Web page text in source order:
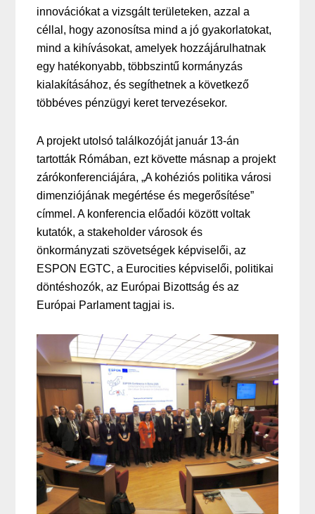
innovációkat a vizsgált területeken, azzal a
céllal, hogy azonosítsa mind a jó gyakorlatokat,
mind a kihívásokat, amelyek hozzájárulhatnak
egy hatékonyabb, többszintű kormányzás
kialakításához, és segíthetnek a következő
többéves pénzügyi keret tervezésekor.
A projekt utolsó találkozóját január 13-án
tartották Rómában, ezt követte másnap a projekt
zárókonferenciájára, „A kohéziós politika városi
dimenziójának megértése és megerősítése”
címmel. A konferencia előadói között voltak
kutatók, a stakeholder városok és
önkormányzati szövetségek képviselői, az
ESPON EGTC, a Eurocities képviselői, politikai
döntéshozók, az Európai Bizottság és az
Európai Parlament tagjai is.